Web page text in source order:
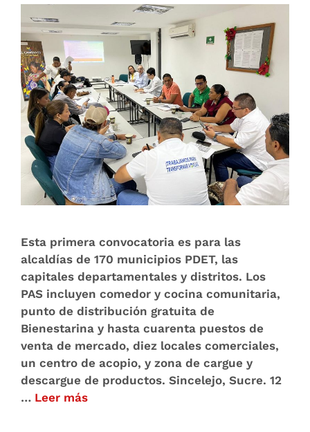
Esta primera convocatoria es para las
alcaldías de 170 municipios PDET, las
capitales departamentales y distritos. Los
PAS incluyen comedor y cocina comunitaria,
punto de distribución gratuita de
Bienestarina y hasta cuarenta puestos de
venta de mercado, diez locales comerciales,
un centro de acopio, y zona de cargue y
descargue de productos. Sincelejo, Sucre. 12
… Leer más